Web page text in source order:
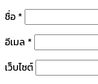
ชื่อ *
อีเมล *
เว็บไซต์